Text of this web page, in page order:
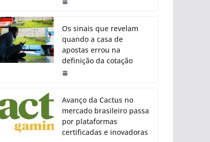
Os sinais que revelam
quando a casa de
apostas errou na
definição da cotação
Avanço da Cactus no
mercado brasileiro passa
por plataformas
certificadas e inovadoras